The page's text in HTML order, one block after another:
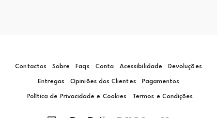
Contactos Sobre Faqs Conta Acessibilidade Devoluções
Entregas Opiniões dos Clientes Pagamentos
Política de Privacidade e Cookies Termos e Condições